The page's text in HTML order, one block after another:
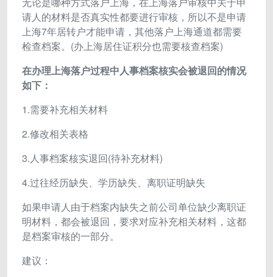
请人的材料是否真实性都要进行审核，所以不是申请
上海7年居转户才能申请，其他落户上海通道都需要
检查档案。(办上海居住证积分也需要核查档案)
在办理上海落户过程中人事档案核实会被退回的情况
如下：
1.需要补充相关材料
2.修改相关表格
3.人事档案核实退回(待补充材料)
4.过往经历缺失、学历缺失、离职证明缺失
如果申请人由于档案内缺失之前公司单位缺少离职证
明材料，都会被退回，要求对应补充相关材料，这都
是档案审核的一部分。
建议：